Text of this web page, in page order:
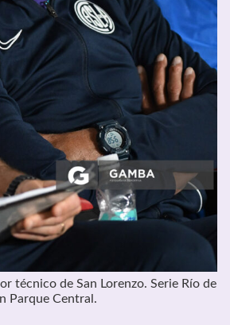
técnico de San Lorenzo. Serie Río de
Parque Central.